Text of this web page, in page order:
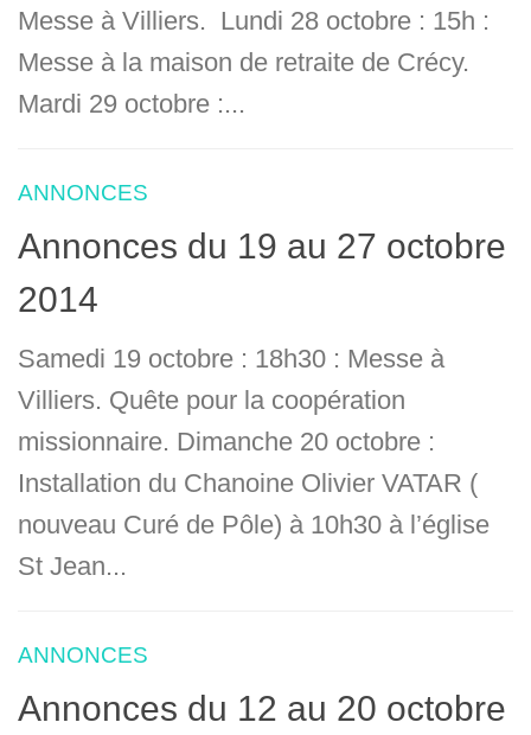
Messe à Villiers. Lundi 28 octobre : 15h :
Messe à la maison de retraite de Crécy.
Mardi 29 octobre :...
ANNONCES
Annonces du 19 au 27 octobre
2014
Samedi 19 octobre : 18h30 : Messe à
Villiers. Quête pour la coopération
missionnaire. Dimanche 20 octobre :
Installation du Chanoine Olivier VATAR (
nouveau Curé de Pôle) à 10h30 à l’église
St Jean...
ANNONCES
Annonces du 12 au 20 octobre